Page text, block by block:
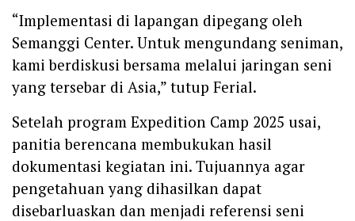
‎“Implementasi di lapangan dipegang oleh
Semanggi Center. Untuk mengundang seniman,
kami berdiskusi bersama melalui jaringan seni
yang tersebar di Asia,” tutup Ferial.
‎Setelah program Expedition Camp 2025 usai,
panitia berencana membukukan hasil
dokumentasi kegiatan ini. Tujuannya agar
pengetahuan yang dihasilkan dapat
disebarluaskan dan menjadi referensi seni